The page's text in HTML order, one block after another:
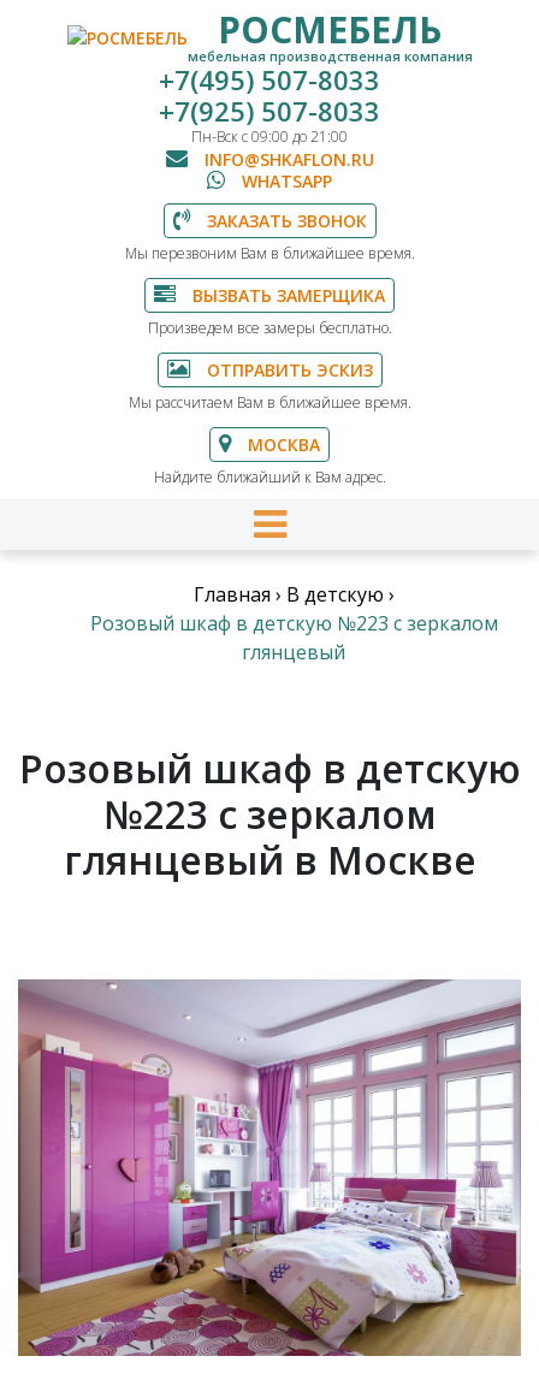
РОСМЕБЕЛЬ
мебельная производственная компания
+7(495) 507-8033
+7(925) 507-8033
Пн-Вск с 09:00 до 21:00
INFO@SHKAFLON.RU
WHATSAPP
ЗАКАЗАТЬ ЗВОНОК
Мы перезвоним Вам в ближайшее время.
ВЫЗВАТЬ ЗАМЕРЩИКА
Произведем все замеры бесплатно.
ОТПРАВИТЬ ЭСКИЗ
Мы рассчитаем Вам в ближайшее время.
МОСКВА
Найдите ближайший к Вам адрес.
Главная › В детскую ›
Розовый шкаф в детскую №223 с зеркалом
глянцевый
Розовый шкаф в детскую
№223 с зеркалом
глянцевый в Москве